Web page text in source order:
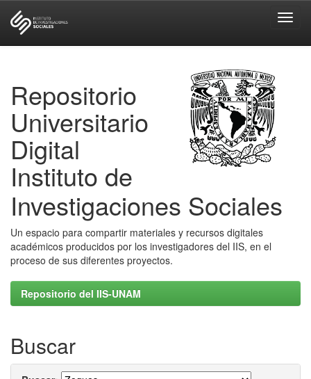
Repositorio
Universitario
Digital
Instituto de
Investigaciones Sociales
Un espacio para compartir materiales y recursos digitales
académicos producidos por los investigadores del IIS, en el
proceso de sus diferentes proyectos.
Repositorio del IIS-UNAM
Buscar